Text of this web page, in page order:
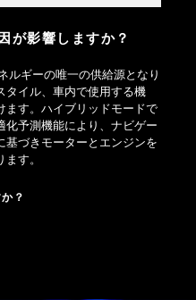
が影響しますか？
ルギーの唯一の供給源となり
タイル、車内で使用する機
ます。ハイブリッドモードで
化予測機能により、ナビゲー
基づきモーターとエンジンを
す。
？